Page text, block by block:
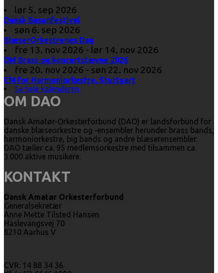
lør 5. sep 2026
Dansk Basunfestival
søn 6. sep 2026
BlæserOrkestrenes Dag
fre 13. nov 2026 - lør 14. nov 2026
DM Brass og koncertstævne 2026
fre 20. nov 2026 - søn 22. nov 2026
EM for Harmoniorkestre, Stuttgart
Se hele kalenderen
OM DAO
Dansk Amatør-Orkesterforbund (DAO) er landsforbund for
danske blæseorkestre og -ensembler herunder brass bands,
harmoniorkestre, big bands og andre blæserensembler.
DAO tæller ca. 95 medlemsorkestre med tilsammen ca.
3.000 aktive musikere.
KONTAKT
Dansk Amatør Orkesterforbund
Generalsekretær
Anne Mette Tilsted Hansen
Haslevangsvej 70
8210 Aarhus V
CVR: 14 88 34 36